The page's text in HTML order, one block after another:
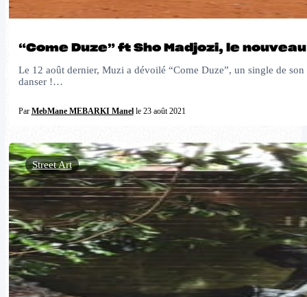
“Come Duze” ft Sho Madjozi, le
Le 12 août dernier, Muzi a dévoilé “Come Duze”, un single de
danser !…
Par MebMane MEBARKI Manelle 23 août 2021
Street Art